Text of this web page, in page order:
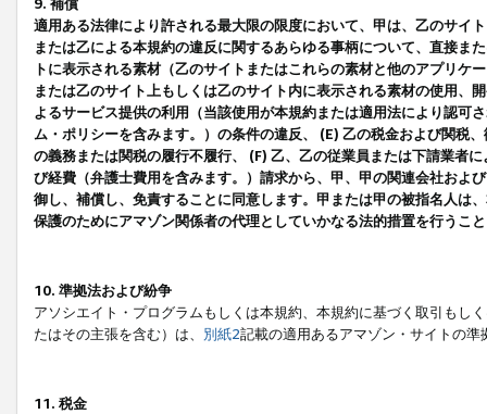
9. 補償
適用ある法律により許される最大限の限度において、甲は、乙のサイ
または乙による本規約の違反に関するあらゆる事柄について、直接ま
トに表示される素材（乙のサイトまたはこれらの素材と他のアプリ
または乙のサイト上もしくは乙のサイト内に表示される素材の使用、
よるサービス提供の利用（当該使用が本規約または適用法により認可
ム・ポリシーを含みます。）の条件の違反、 (E) 乙の税金および関税
の義務または関税の履行不履行、 (F) 乙、乙の従業員または下請業者
び経費（弁護士費用を含みます。）請求から、甲、甲の関連会社およ
御し、補償し、免責することに同意します。甲または甲の被指名人は
保護のためにアマゾン関係者の代理としていかなる法的措置を行うこ
10. 準拠法および紛争
アソシエイト・プログラムもしくは本規約、本規約に基づく取引もし
たはその主張を含む）は、 別紙2記載の適用あるアマゾン・サイトの
11. 税金